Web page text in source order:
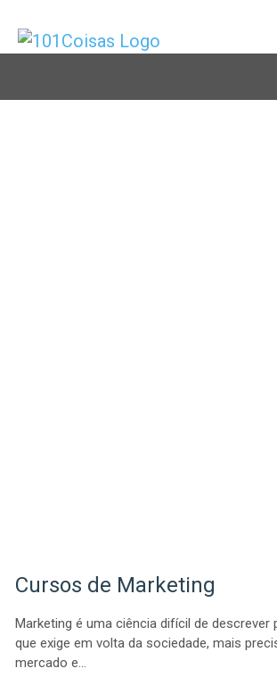
Cursos de Marketing
Marketing é uma ciência difícil de descrever
que exige em volta da sociedade, mais
mercado e…